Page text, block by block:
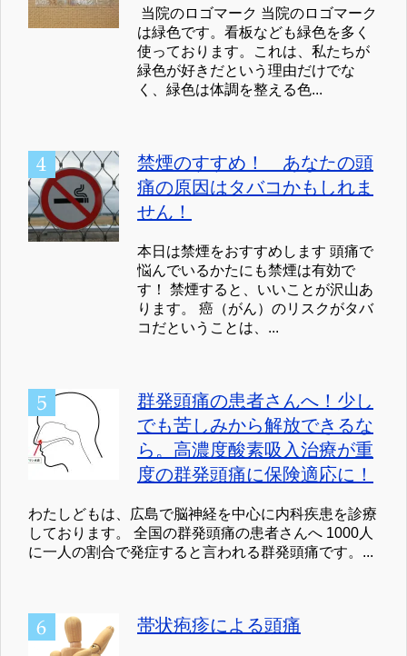
当院のロゴマーク 当院のロゴマーク
は緑色です。看板なども緑色を多く
使っております。これは、私たちが
緑色が好きだという理由だけでな
く、緑色は体調を整える色...
禁煙のすすめ！ あなたの頭
痛の原因はタバコかもしれま
せん！
本日は禁煙をおすすめします 頭痛で
悩んでいるかたにも禁煙は有効で
す！ 禁煙すると、いいことが沢山あ
ります。 癌（がん）のリスクがタバ
コだということは、...
群発頭痛の患者さんへ！少し
でも苦しみから解放できるな
ら。高濃度酸素吸入治療が重
度の群発頭痛に保険適応に！
わたしどもは、広島で脳神経を中心に内科疾患を診療
しております。 全国の群発頭痛の患者さんへ 1000人
に一人の割合で発症すると言われる群発頭痛です。...
帯状疱疹による頭痛